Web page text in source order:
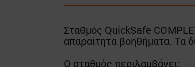
Σταθμός QuickSafe
απαραίτητα βοηθήματα. Τα
Ο σταθμός περιλαμβάνει: